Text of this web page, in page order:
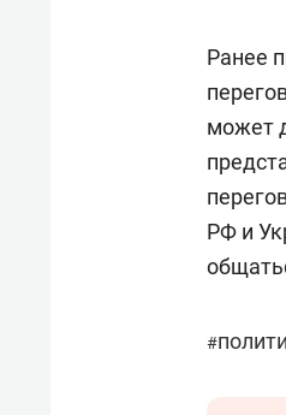
Ранее
может
РФ и
#